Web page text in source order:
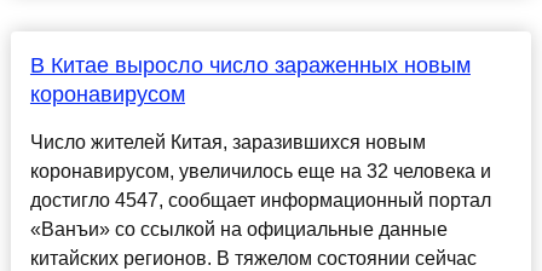
В Китае выросло число зараженных новым
коронавирусом
Число жителей Китая, заразившихся новым
коронавирусом, увеличилось еще на 32 человека и
достигло 4547, сообщает информационный портал
«Ванъи» со ссылкой на официальные данные
китайских регионов. В тяжелом состоянии сейчас